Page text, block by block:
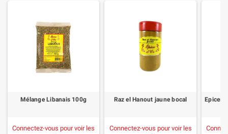
Mélange Libanais 100g
Connectez-vous pour voir les
Raz el Hanout jaune bocal
Connectez-vous pour voir les
Epices